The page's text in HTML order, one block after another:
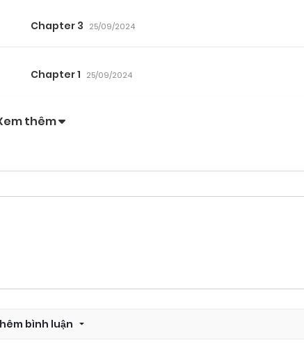
Chapter 3 25/09/2024
Chapter 1 25/09/2024
thêm
bình luận